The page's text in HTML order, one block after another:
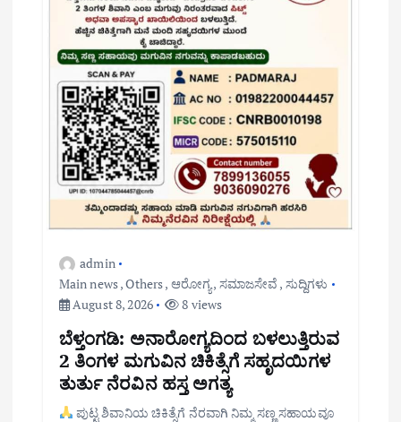
admin
Main news,Others, ಆರೋಗ್ಯ , ಸಮಾಜಸೇವೆ , ಸುದ್ದಿಗಳು
August 8, 2026
8 views
ಬೆಳ್ತಂಗಡಿ: ಅನಾರೋಗ್ಯದಿಂದ ಬಳಲುತ್ತಿರುವ
2 ತಿಂಗಳ ಮಗುವಿನ ಚಿಕಿತ್ಸೆಗೆ ಸಹೃದಯಿಗಳ
ತುರ್ತು ನೆರವಿನ ಹಸ್ತ ಅಗತ್ಯ
ಪುಟ್ಟ ಶಿವಾನಿಯ ಚಿಕಿತ್ಸೆಗೆ ನೆರವಾಗಿ ನಿಮ್ಮ ಸಣ್ಣ ಸಹಾಯವೂ